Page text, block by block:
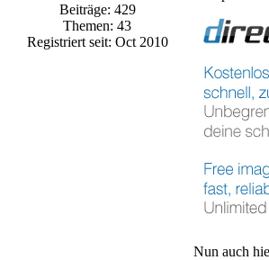
Beiträge: 429
Themen: 43
Registriert seit: Oct 2010
Nun auch